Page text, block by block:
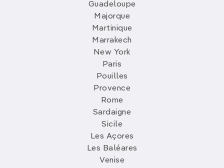
Guadeloupe
Majorque
Martinique
Marrakech
New York
Paris
Pouilles
Provence
Rome
Sardaigne
Sicile
Les Açores
Les Baléares
Venise